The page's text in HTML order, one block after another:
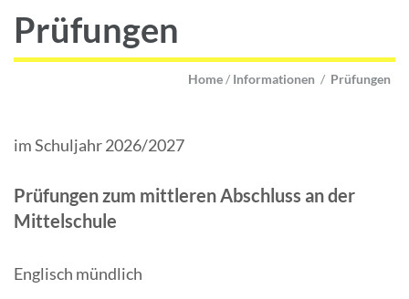
Prüfungen
Home/ Informationen / Prüfungen
im Schuljahr 2026/2027
Prüfungen zum mittleren Abschluss an der
Mittelschule
Englisch mündlich